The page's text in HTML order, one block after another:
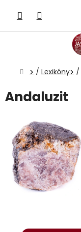
obsah
Domov
/ Lexikóny /
Andaluzit